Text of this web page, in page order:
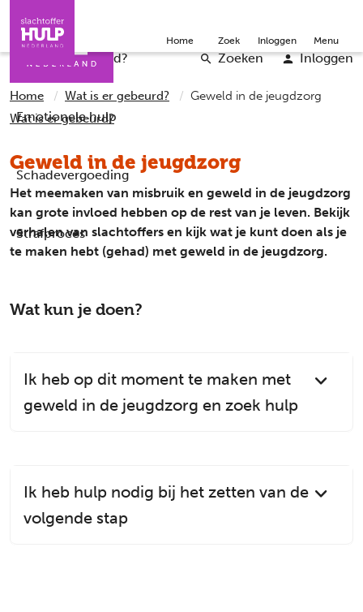
Iemand helpen Word vrijwilliger English
Wat is er gebeurd?
Emotionele hulp
Schadevergoeding
Strafproces
Zoeken Inloggen
Home Zoek Inloggen Menu
Home Wat is er gebeurd?
Geweld in de jeugdzorg
Wat is er gebeurd?
Geweld in de jeugdzorg
Het meemaken van misbruik en geweld in de jeugdzorg
kan grote invloed hebben op de rest van je leven. Bekijk
verhalen van slachtoffers en kijk wat je kunt doen als je
te maken hebt (gehad) met geweld in de jeugdzorg.
Wat kun je doen?
Ik heb op dit moment te maken met
geweld in de jeugdzorg en zoek hulp
Ik heb hulp nodig bij het zetten van de
volgende stap